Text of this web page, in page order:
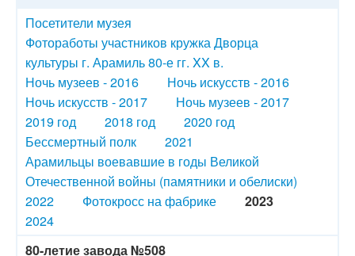
Посетители музея
Фотоработы участников кружка Дворца
культуры г. Арамиль 80-е гг. XX в.
Ночь музеев - 2016
Ночь искусств - 2016
Ночь искусств - 2017
Ночь музеев - 2017
2019 год
2018 год
2020 год
Бессмертный полк
2021
Арамильцы воевавшие в годы Великой
Отечественной войны (памятники и обелиски)
2022
Фотокросс на фабрике
2023
2024
80-летие завода №508